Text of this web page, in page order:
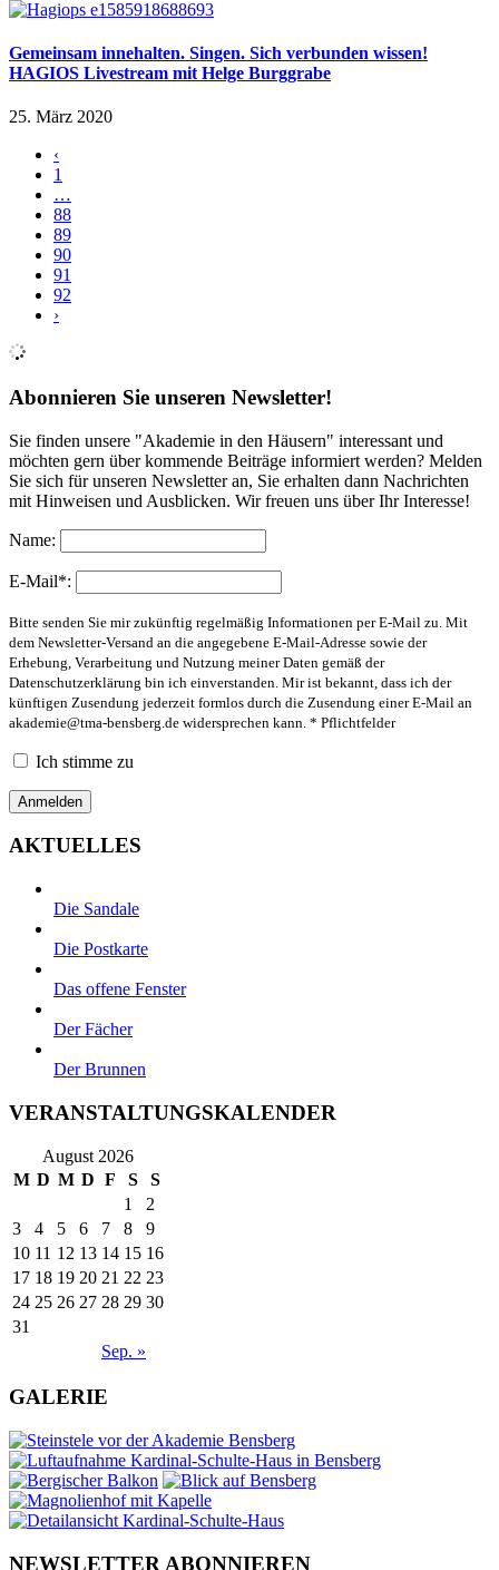
Gemeinsam innehalten. Singen. Sich verbunden wissen!
HAGIOS Livestream mit Helge Burggrabe
25. März 2020
‹
1
…
88
89
90
91
92
›
Abonnieren Sie unseren Newsletter!
Sie finden unsere "Akademie in den Häusern" interessant und
möchten gern über kommende Beiträge informiert werden? Melden
Sie sich für unseren Newsletter an, Sie erhalten dann Nachrichten
mit Hinweisen und Ausblicken. Wir freuen uns über Ihr Interesse!
Name:
E-Mail*:
Bitte senden Sie mir zukünftig regelmäßig Informationen per E-Mail zu. Mit
dem Newsletter-Versand an die angegebene E-Mail-Adresse sowie der
Erhebung, Verarbeitung und Nutzung meiner Daten gemäß der
Datenschutzerklärung bin ich einverstanden. Mir ist bekannt, dass ich der
künftigen Zusendung jederzeit formlos durch die Zusendung einer E-Mail an
akademie@tma-bensberg.de widersprechen kann. * Pflichtfelder
Ich stimme zu
AKTUELLES
Die Sandale
Die Postkarte
Das offene Fenster
Der Fächer
Der Brunnen
VERANSTALTUNGSKALENDER
August 2026
M D M D F S S
Sep. »
1
2
3
4 5 6 7 8
9
10 11 12 13 14 15 16
17 18 19 20 21 22 23
24 25 26 27 28 29 30
31
GALERIE
NEWSLETTER ABONNIEREN